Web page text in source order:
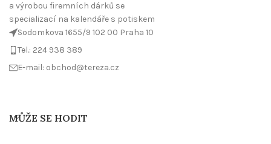
a výrobou firemních dárků se
specializací na kalendáře s potiskem
Sodomkova 1655/9 102 00 Praha 10
Tel.: 224 938 389
E-mail: obchod@tereza.cz
MŮŽE SE HODIT